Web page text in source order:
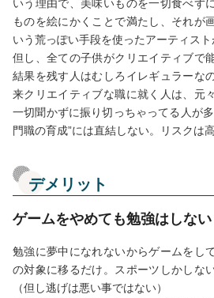
いう理由で、美味いものを一切食べず
ものを絵にかくことで満たし、それが
いう荒っぽい手段を使ったアーティスト
但し、全ての子供がクリエイティブで
結果を残す人はむしろイレギュラーな
来クリエイティブな職に就く人は、元
一切聞かずに振り切っちゃってる人が
門職の育成”には直結しない。リスクは
デメリット
ゲームをやめても勉強はしない
勉強に夢中になれないからゲームをし
の対象に移るだけ。スポーツしかしな
（但し逃げは悪い事ではない）